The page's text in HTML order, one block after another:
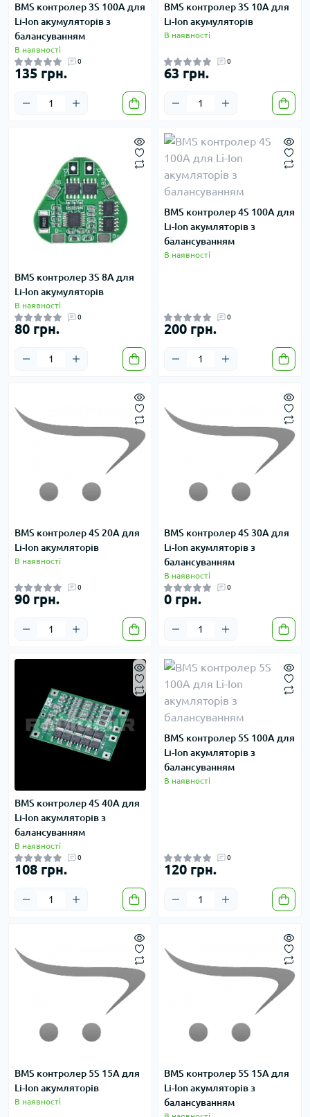
BMS контролер 3S 100A для
Li-Ion акумуляторів з
балансуванням
В наявності
0
135 грн.
BMS контролер 3S 10A для
Li-Ion акумуляторів
В наявності
0
63 грн.
BMS контролер 3S 8A для
Li-Ion акумуляторів
В наявності
0
80 грн.
BMS контролер 4S 100A для
Li-Ion акумляторів з
балансуванням
В наявності
0
200 грн.
BMS контролер 4S 20A для
Li-Ion акумляторів
В наявності
0
90 грн.
BMS контролер 4S 30A для
Li-Ion акумляторів з
балансуванням
В наявності
0
0 грн.
BMS контролер 4S 40A для
Li-Ion акумляторів з
балансуванням
В наявності
0
108 грн.
BMS контролер 5S 100A для
Li-Ion акумляторів з
балансуванням
В наявності
0
120 грн.
BMS контролер 5S 15A для
Li-Ion акумляторів
В наявності
BMS контролер 5S 15A для
Li-Ion акумляторів з
балансуванням